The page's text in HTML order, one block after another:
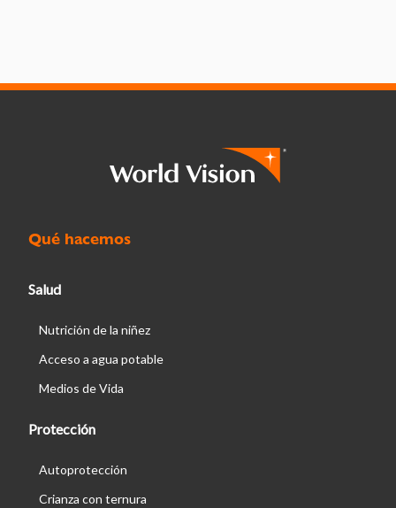
Qué hacemos
Salud
Nutrición de la niñez
Acceso a agua potable
Medios de Vida
Protección
Autoprotección
Crianza con ternura